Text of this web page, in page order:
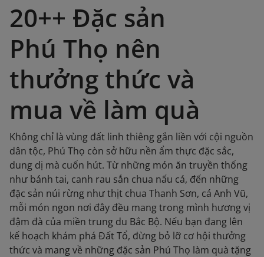
20++ Đặc sản
Phú Thọ nên
thưởng thức và
mua về làm quà
Không chỉ là vùng đất linh thiêng gắn liền với cội nguồn
dân tộc, Phú Thọ còn sở hữu nền ẩm thực đặc sắc,
dung dị mà cuốn hút. Từ những món ăn truyền thống
như bánh tai, canh rau sắn chua nấu cá, đến những
đặc sản núi rừng như thịt chua Thanh Sơn, cá Anh Vũ,
mỗi món ngon nơi đây đều mang trong mình hương vị
đậm đà của miền trung du Bắc Bộ. Nếu bạn đang lên
kế hoạch khám phá Đất Tổ, đừng bỏ lỡ cơ hội thưởng
thức và mang về những đặc sản Phú Thọ làm quà tặng